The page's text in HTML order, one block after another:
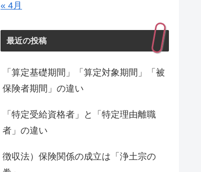
« 4月
最近の投稿
「算定基礎期間」「算定対象期間」「被
保険者期間」の違い
「特定受給資格者」と「特定理由離職
者」の違い
徴収法）保険関係の成立は「浄土宗の